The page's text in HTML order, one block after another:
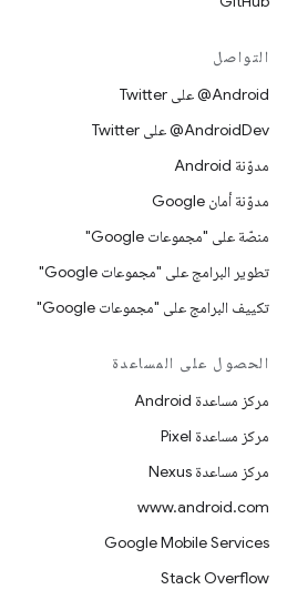
التواصل
‎@Android على Twitter
‎@AndroidDev على Twitter
مدوّنة Android
مدوّنة أمان Google
منصّة على "مجموعات Google"
تطوير البرامج على "مجموعات Google"
تكييف البرامج على "مجموعات Google"
الحصول على المساعدة
مركز مساعدة Android
مركز مساعدة Pixel
مركز مساعدة Nexus
www.android.com
Google Mobile Services
Stack Overflow